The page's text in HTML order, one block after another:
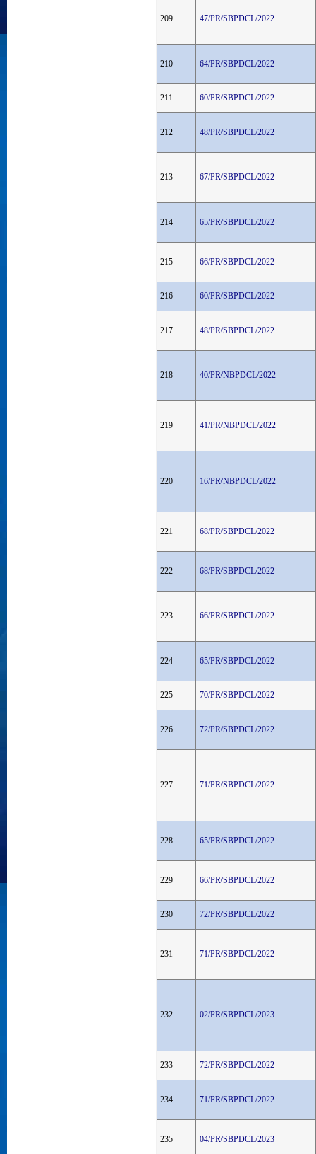
209 47/PR/SBPDCL/2022
210 64/PR/SBPDCL/2022
211 60/PR/SBPDCL/2022
212 48/PR/SBPDCL/2022
213 67/PR/SBPDCL/2022
214 65/PR/SBPDCL/2022
215 66/PR/SBPDCL/2022
216 60/PR/SBPDCL/2022
217 48/PR/SBPDCL/2022
218 40/PR/NBPDCL/2022
219 41/PR/NBPDCL/2022
220 16/PR/NBPDCL/2022
221 68/PR/SBPDCL/2022
222 68/PR/SBPDCL/2022
223 66/PR/SBPDCL/2022
224 65/PR/SBPDCL/2022
225 70/PR/SBPDCL/2022
226 72/PR/SBPDCL/2022
227 71/PR/SBPDCL/2022
228 65/PR/SBPDCL/2022
229 66/PR/SBPDCL/2022
230 72/PR/SBPDCL/2022
231 71/PR/SBPDCL/2022
232 02/PR/SBPDCL/2023
233 72/PR/SBPDCL/2022
234 71/PR/SBPDCL/2022
235 04/PR/SBPDCL/2023